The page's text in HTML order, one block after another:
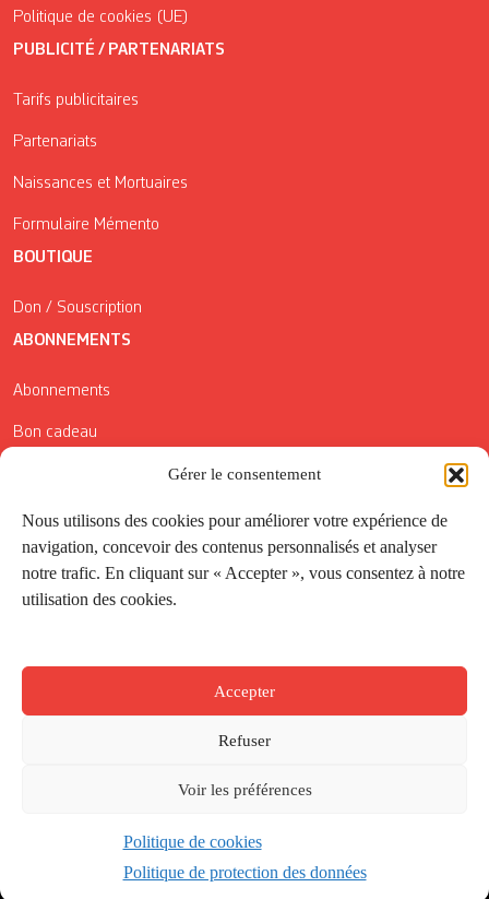
Gérer le consentement
Nous utilisons des cookies pour améliorer votre expérience de
navigation, concevoir des contenus personnalisés et analyser
notre trafic. En cliquant sur « Accepter », vous consentez à notre
utilisation des cookies.
Accepter
Refuser
Voir les préférences
Politique de cookies
Politique de protection des données
Politique de cookies (UE)
PUBLICITÉ / PARTENARIATS
Tarifs publicitaires
Partenariats
Naissances et Mortuaires
Formulaire Mémento
BOUTIQUE
Don / Souscription
ABONNEMENTS
Abonnements
Bon cadeau
Conditions générales de vente
Réductions de la Carte Côté Courrier
Application